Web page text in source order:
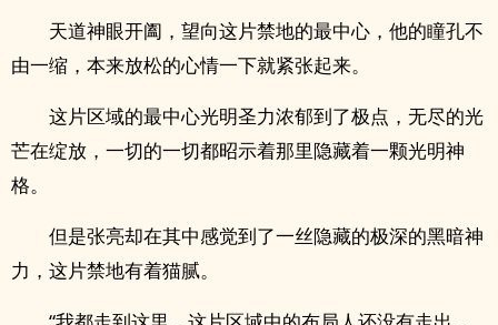
天道神眼开阖，望向这片禁地的最中心，他的瞳孔不
由一缩，本来放松的心情一下就紧张起来。
这片区域的最中心光明圣力浓郁到了极点，无尽的光
芒在绽放，一切的一切都昭示着那里隐藏着一颗光明神
格。
但是张亮却在其中感觉到了一丝隐藏的极深的黑暗神
力，这片禁地有着猫腻。